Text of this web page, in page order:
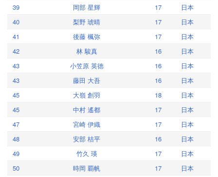
39
岡部 星輝 17
日本
40
梨野 琥晴 17
日本
41
後藤 楓弥 17
日本
42
林 駿真 16
日本
43
小笠原 英徳 16
日本
43
藤田 大吾 16
日本
45
大嶺 創羽 18
日本
45
中村 遙都 17
日本
47
宮崎 伊織 17
日本
48
安部 桔平 16
日本
49
竹久 瑛 17
日本
50
時岡 覇帆 17
日本